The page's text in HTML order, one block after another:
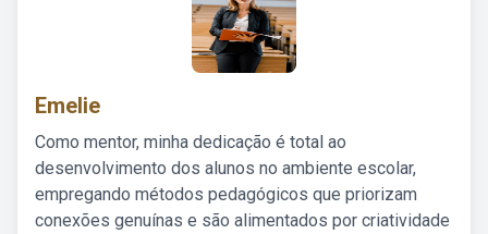
Emelie
Como mentor, minha dedicação é total ao
desenvolvimento dos alunos no ambiente escolar,
empregando métodos pedagógicos que priorizam
conexões genuínas e são alimentados por criatividade